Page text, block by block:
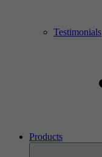
Testimonials
Products